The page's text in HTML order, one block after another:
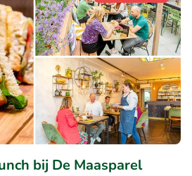
bij De Maasparel